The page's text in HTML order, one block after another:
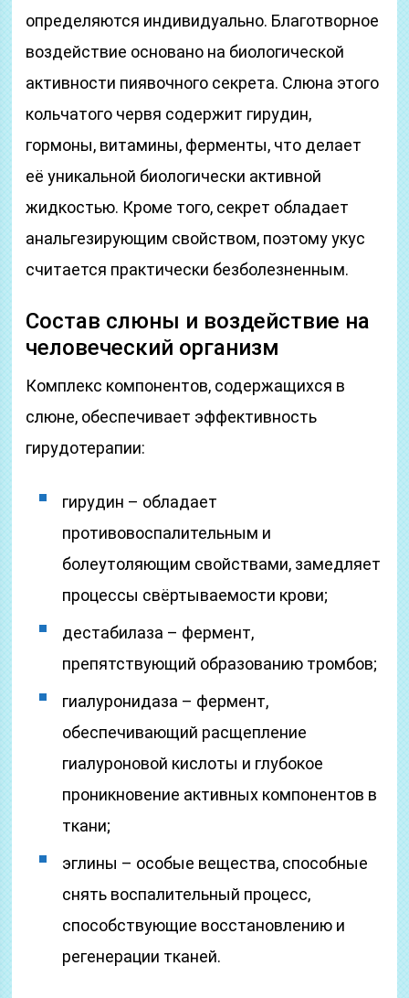
определяются индивидуально. Благотворное
воздействие основано на биологической
активности пиявочного секрета. Слюна этого
кольчатого червя содержит гирудин,
гормоны, витамины, ферменты, что делает
её уникальной биологически активной
жидкостью. Кроме того, секрет обладает
анальгезирующим свойством, поэтому укус
считается практически безболезненным.
Состав слюны и воздействие на
человеческий организм
Комплекс компонентов, содержащихся в
слюне, обеспечивает эффективность
гирудотерапии:
гирудин – обладает
противовоспалительным и
болеутоляющим свойствами, замедляет
процессы свёртываемости крови;
дестабилаза – фермент,
препятствующий образованию тромбов;
гиалуронидаза – фермент,
обеспечивающий расщепление
гиалуроновой кислоты и глубокое
проникновение активных компонентов в
ткани;
эглины – особые вещества, способные
снять воспалительный процесс,
способствующие восстановлению и
регенерации тканей.